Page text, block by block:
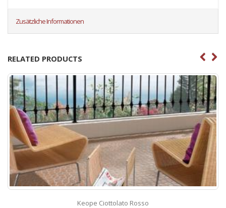
Zusätzliche Informationen
RELATED PRODUCTS
Keope Ciottolato Rosso